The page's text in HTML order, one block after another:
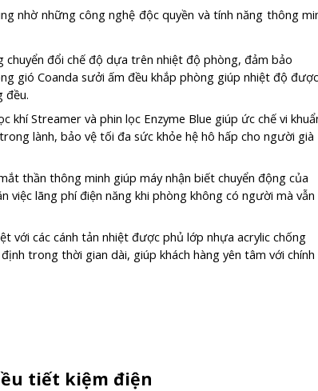
nhờ những công nghệ độc quyền và tính năng thông
chuyển đổi chế độ dựa trên nhiệt độ phòng, đảm bảo
gió Coanda sưởi ấm đều khắp phòng giúp nhiệt độ được
đều.
khí Streamer và phin lọc Enzyme Blue giúp ức chế vi
lành, bảo vệ tối đa sức khỏe hệ hô hấp cho người già
thần thông minh giúp máy nhận biết chuyển động của
việc lãng phí điện năng khi phòng không có người mà vẫn
với các cánh tản nhiệt được phủ lớp nhựa acrylic chống
trong thời gian dài, giúp khách hàng yên tâm với chính
tiết kiệm điện